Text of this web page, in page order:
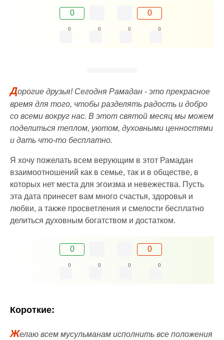
0 0
0 0 0 0
Дорогие друзья! Сегодня Рамадан - это прекрасное
время для того, чтобы разделять радость и добро
со всеми вокруг нас. В этот святой месяц мы можем
поделиться теплом, уютом, духовными ценностями
и дать что-то бесплатно.
Я хочу пожелать всем верующим в этот Рамадан
взаимоотношений как в семье, так и в обществе, в
которых нет места для эгоизма и невежества. Пусть
эта дата принесет вам много счастья, здоровья и
любви, а также просветления и смелости бесплатно
делиться духовным богатством и достатком.
0 0
0 0 0 0
Короткие:
Желаю всем мусульманам исполнить все положения